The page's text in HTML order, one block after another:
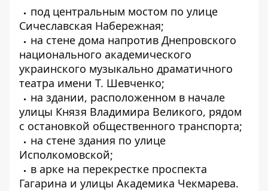
под центральным мостом по улице
Сичеславская Набережная;
на стене дома напротив Днепровского
национального академического
украинского музыкально драматичного
театра имени Т. Шевченко;
на здании, расположенном в начале
улицы Князя Владимира Великого, рядом
с остановкой общественного транспорта;
на стене здания по улице
Исполкомовской;
в арке на перекрестке проспекта
Гагарина и улицы Академика Чекмарева.